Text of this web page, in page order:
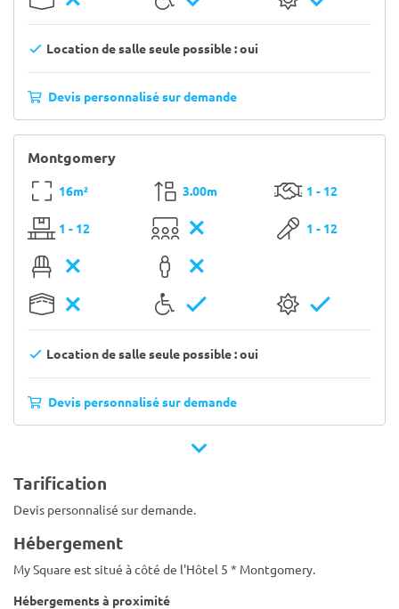
Location de salle seule possible : oui
Devis personnalisé sur demande
Montgomery
16m² 3.00m 1 - 12
1 - 12 1 - 12
Location de salle seule possible : oui
Devis personnalisé sur demande
Tarification
Devis personnalisé sur demande.
Hébergement
My Square est situé à côté de l'Hôtel 5 * Montgomery.
Hébergements à proximité